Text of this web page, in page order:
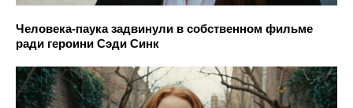
Человека-паука задвинули в собственном фильме
ради героини Сэди Синк